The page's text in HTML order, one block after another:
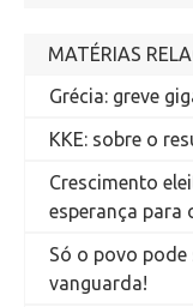
MATÉRIAS
Grécia: greve
KKE: sobre o
Crescimento
esperança para
Só o povo pode
vanguarda!